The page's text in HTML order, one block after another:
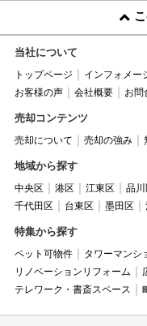
当社について
トップページ インフォメー
お客様の声
会社概要 お問
売却コンテンツ
売却について 売却の強み
地域から探す
中央区 港区 江東区 品
千代田区
台東区 墨田区
特集から探す
ペット可物件 タワーマンシ
リノベーションリフォーム
テレワーク・書斎スペース